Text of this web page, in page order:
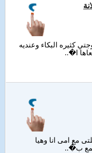
ان زوجتي كثيره البكاء وعنديه
ا�..
مع امى انا وهيا
ب�..